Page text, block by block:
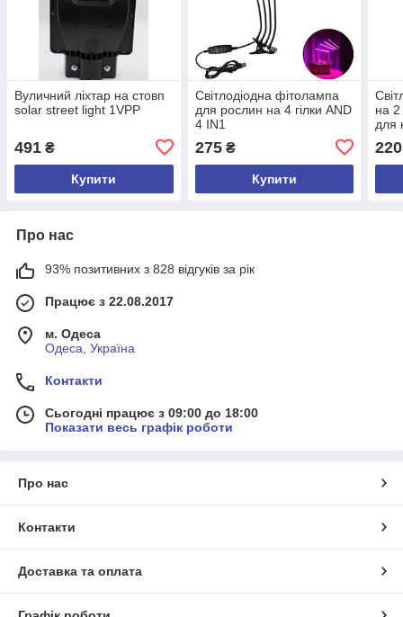
Вуличний ліхтар на стовп
solar street light 1VPP
491 ₴
Купити
Світлодіодна фітолампа
для рослин на 4 гілки AND
4 IN1
275₴
Купити
на 2
для
220
Про нас
93% позитивних з 828 відгуків за рік
Працює з 22.08.2017
м. Одеса
Одеса, Україна
Контакти
Сьогодні працює з 09:00 до 18:00
Показати весь графік роботи
Про нас
Контакти
Доставка та оплата